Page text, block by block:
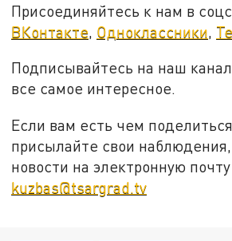
Присоединяйтесь к нам в
ВКонтакте, Одноклассники,
Подписывайтесь на наш канал
все самое интересное.
Если вам есть чем
присылайте свои
новости на электронную почту
kuzbas@tsargrad.tv